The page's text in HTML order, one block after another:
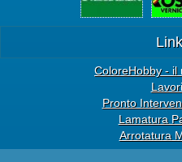
ColoreHobby - il
Pronto
Lamatura
Arrotatura